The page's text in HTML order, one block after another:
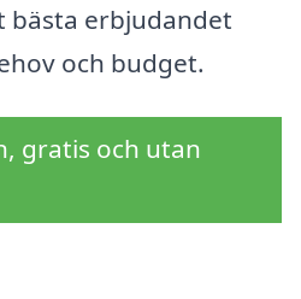
erbjudandet
och budget.
gratis och utan